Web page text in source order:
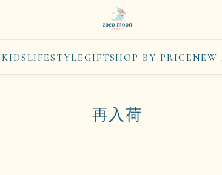
LIFESTYLEGIFTSHOP BY PRICENEW
再入荷